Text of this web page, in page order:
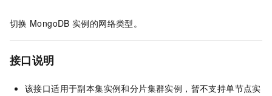
切换 MongoDB 实例的网络类型。
接口说明
该接口适用于副本集实例和分片集群实例，暂不支持单节点实